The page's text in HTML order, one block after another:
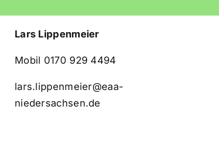
Verbundpartner
Suche
Lars Lippenmeier
Mobil 0170 929 4494
lars.lippenmeier@eaa-
niedersachsen.de